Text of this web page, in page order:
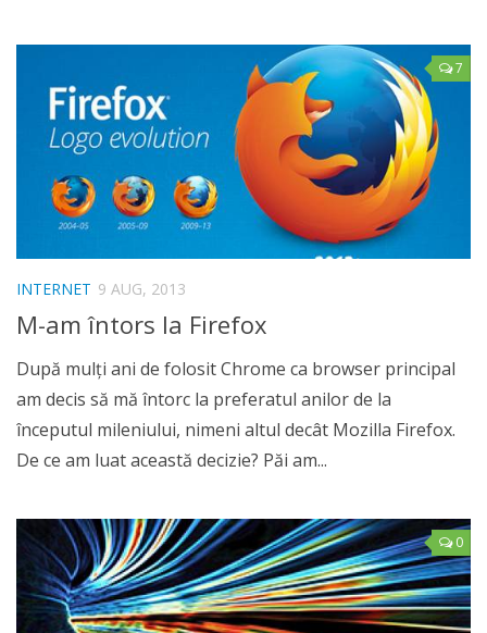
7
INTERNET 9 AUG, 2013
M-am întors la Firefox
După mulţi ani de folosit Chrome ca browser principal
am decis să mă întorc la preferatul anilor de la
începutul mileniului, nimeni altul decât Mozilla Firefox.
De ce am luat această decizie? Păi am...
0